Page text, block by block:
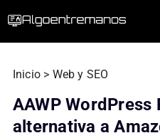
Inicio > Web y SEO
AAWP
alternativa a